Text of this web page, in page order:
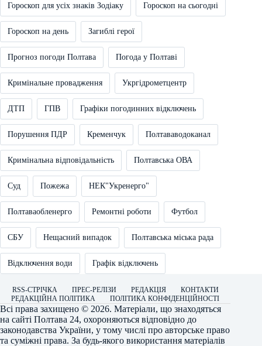
Гороскоп для усіх знаків Зодіаку Гороскоп на сьогодні
Гороскоп на день Загиблі герої
Прогноз погоди Полтава Погода у Полтаві
Кримінальне провадження Укргідрометцентр
ДТП ГПВ Графіки погодинних відключень
Порушення ПДР Кременчук Полтававодоканал
Кримінальна відповідальність Полтавська ОВА
Суд Пожежа НЕК"Укренерго"
Полтаваобленерго Ремонтні роботи Футбол
СБУ Нещасний випадок Полтавська міська рада
Відключення води Графік відключень
RSS-СТРІЧКА ПРЕС-РЕЛІЗИ РЕДАКЦІЯ
КОНТАКТИ
РЕДАКЦІЙНА ПОЛІТИКА
ПОЛІТИКА КОНФІДЕНЦІЙНОСТІ
Всі права захищено © 2026. Матеріали, що знаходяться
на сайті Полтава 24, охороняються відповідно до
законодавства України, у тому числі про авторське право
та суміжні права. За будь-якого використання матеріалів